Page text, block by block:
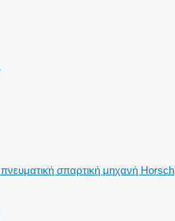
πνευματική σπαρτική μηχανή Horsch